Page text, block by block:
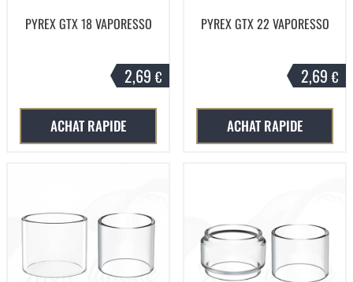
PYREX GTX 18 VAPORESSO
2,69€
ACHAT RAPIDE
PYREX GTX 22 VAPORESSO
2,69€
ACHAT RAPIDE